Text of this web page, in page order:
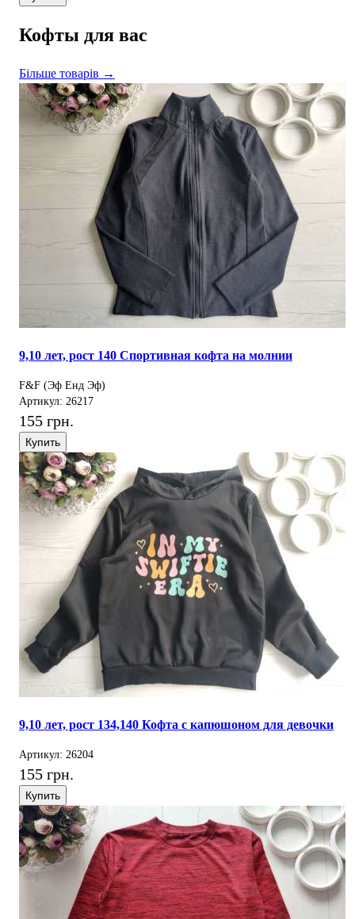
Кофты для вас
Більше товарів →
9,10 лет, рост 140 Спортивная кофта на молнии
F&F (Эф Енд Эф)
Артикул: 26217
155 грн.
Купить
9,10 лет, рост 134,140 Кофта с капюшоном для девочки
Артикул: 26204
155 грн.
Купить